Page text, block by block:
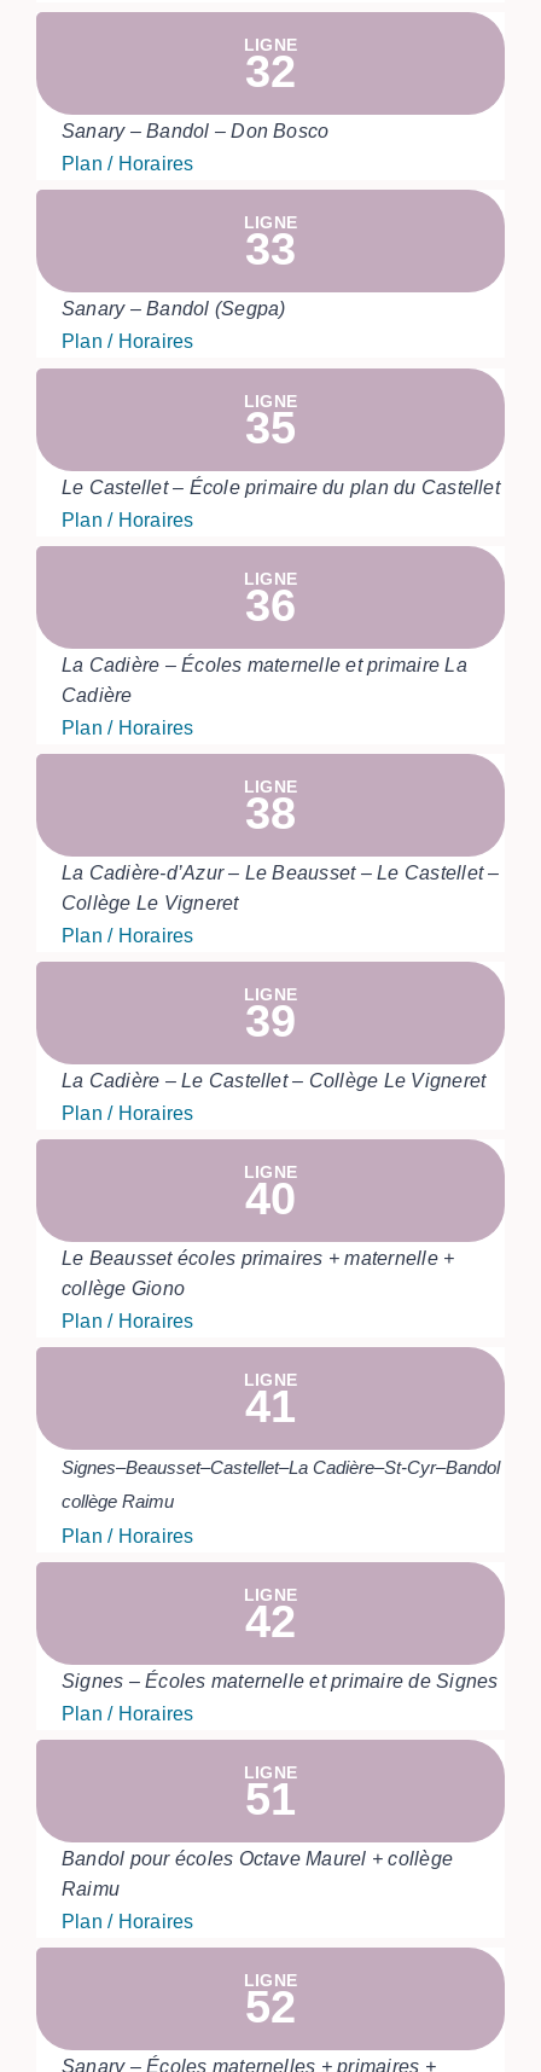
LIGNE
32
Sanary – Bandol – Don Bosco
Plan / Horaires
LIGNE
33
Sanary – Bandol (Segpa)
Plan / Horaires
LIGNE
35
Le Castellet – École primaire du plan du Castellet
Plan / Horaires
LIGNE
36
La Cadière – Écoles maternelle et primaire La
Cadière
Plan / Horaires
LIGNE
38
La Cadière-d’Azur – Le Beausset – Le Castellet –
Collège Le Vigneret
Plan / Horaires
LIGNE
39
La Cadière – Le Castellet – Collège Le Vigneret
Plan / Horaires
LIGNE
40
Le Beausset écoles primaires + maternelle +
collège Giono
Plan / Horaires
LIGNE
41
Signes–Beausset–Castellet–La Cadière–St-Cyr–Bandol
collège Raimu
Plan / Horaires
LIGNE
42
Signes – Écoles maternelle et primaire de Signes
Plan / Horaires
LIGNE
51
Bandol pour écoles Octave Maurel + collège
Raimu
Plan / Horaires
LIGNE
52
Sanary – Écoles maternelles + primaires +